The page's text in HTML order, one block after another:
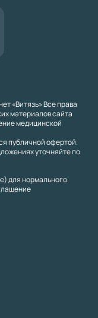
«Витязь» Все права
материалов сайта
медицинской
публичной офертой.
уточняйте по
для нормального